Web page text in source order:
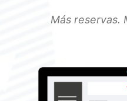
Más reservas.